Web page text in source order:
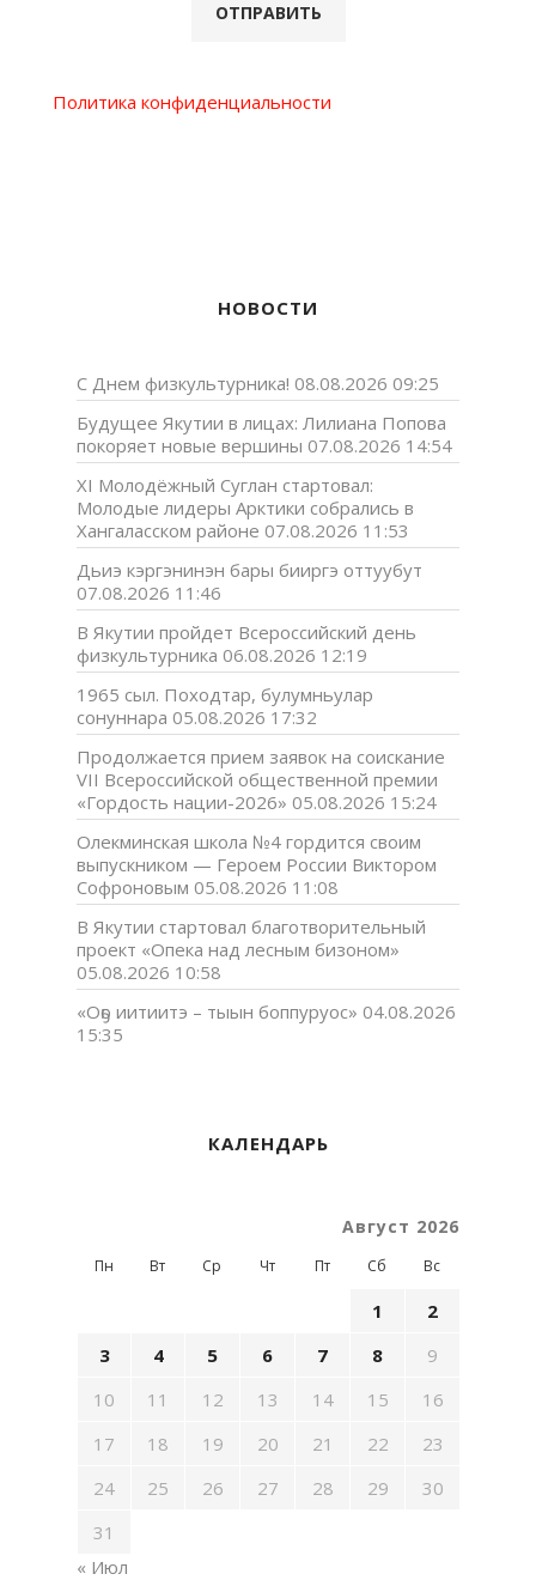
Политика конфиденциальности
НОВОСТИ
С Днем физкультурника! 08.08.2026 09:25
Будущее Якутии в лицах: Лилиана Попова
покоряет новые вершины 07.08.2026 14:54
XI Молодёжный Суглан стартовал:
Молодые лидеры Арктики собрались в
Хангаласском районе 07.08.2026 11:53
Дьиэ кэргэнинэн бары бииргэ оттуубут
07.08.2026 11:46
В Якутии пройдет Всероссийский день
физкультурника 06.08.2026 12:19
1965 сыл. Походтар, булумньулар
сонуннара 05.08.2026 17:32
Продолжается прием заявок на соискание
VII Всероссийской общественной премии
«Гордость нации-2026» 05.08.2026 15:24
Олекминская школа №4 гордится своим
выпускником — Героем России Виктором
Софроновым 05.08.2026 11:08
В Якутии стартовал благотворительный
проект «Опека над лесным бизоном»
05.08.2026 10:58
«Оҕо иитиитэ – тыын боппуруос» 04.08.2026
15:35
КАЛЕНДАРЬ
Август 2026
Пн Вт Ср Чт Пт Сб Вс
1
2
3
4 5 6 7 8
9
10
11 12 13 14 15
16
17
18 19 20 21 22
23
24
25 26 27 28 29
30
31
« Июл